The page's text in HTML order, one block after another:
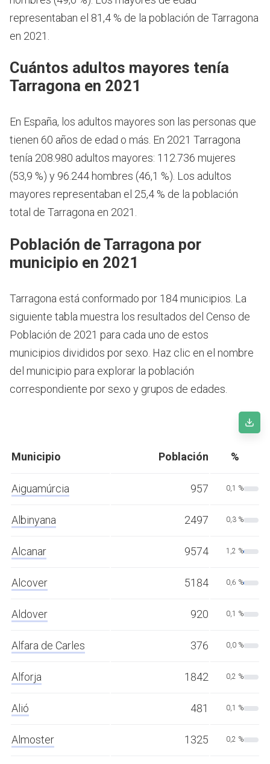
representaban el 81,4 % de la población de Tarragona
en 2021.
Cuántos adultos mayores tenía
Tarragona en 2021
En España, los adultos mayores son las personas que
tienen 60 años de edad o más. En 2021 Tarragona
tenía 208.980 adultos mayores: 112.736 mujeres
(53,9 %) y 96.244 hombres (46,1 %). Los adultos
mayores representaban el 25,4 % de la población
total de Tarragona en 2021.
Población de Tarragona por
municipio en 2021
Tarragona está conformado por 184 municipios. La
siguiente tabla muestra los resultados del Censo de
Población de 2021 para cada uno de estos
municipios divididos por sexo. Haz clic en el nombre
del municipio para explorar la población
correspondiente por sexo y grupos de edades.
Municipio Población %
Aiguamúrcia 957 0,1 %
Albinyana 2497 0,3 %
Alcanar 9574 1,2 %
Alcover 5184 0,6 %
Aldover 920 0,1 %
Alfara de Carles 376 0,0 %
Alforja 1842 0,2 %
Alió 481 0,1 %
Almoster 1325 0,2 %